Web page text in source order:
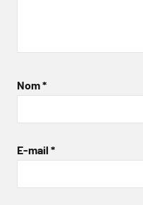
Nom*
E-mail *